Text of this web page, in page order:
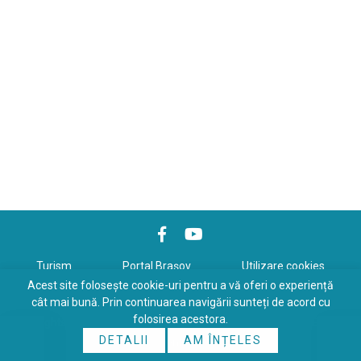
Turism Portal Braşov Utilizare cookies
Politică de confidenţialitate
Copyrights © 2026 All Rights Reserved. Powered by
Online
Acest site folosește cookie-uri pentru a vă oferi o experiență
cât mai bună. Prin continuarea navigării sunteți de acord cu
folosirea acestora.
DETALII
AM ÎNȚELES